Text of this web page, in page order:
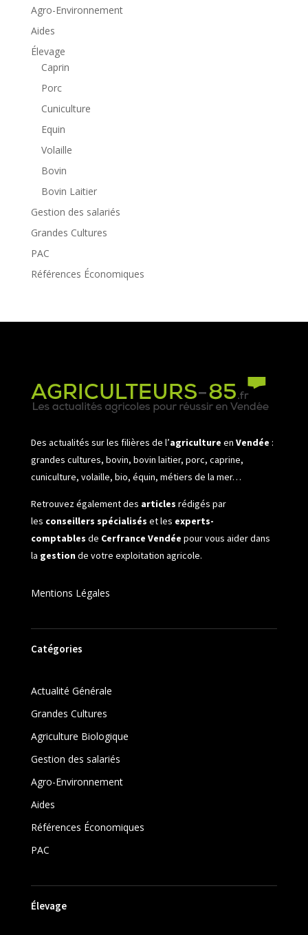
Agro-Environnement
Aides
Élevage
Caprin
Porc
Cuniculture
Equin
Volaille
Bovin
Bovin Laitier
Gestion des salariés
Grandes Cultures
PAC
Références Économiques
Des actualités sur les filières de l’agriculture en Vendée :
grandes cultures, bovin, bovin laitier, porc, caprine,
cuniculture, volaille, bio, équin, métiers de la mer…
Retrouvez également des articles rédigés par
les conseillers spécialisés et les experts-
comptables de Cerfrance Vendée pour vous aider dans
la gestionde votre exploitation agricole.
Mentions Légales
Catégories
Actualité Générale
Grandes Cultures
Agriculture Biologique
Gestion des salariés
Agro-Environnement
Aides
Références Économiques
PAC
Élevage